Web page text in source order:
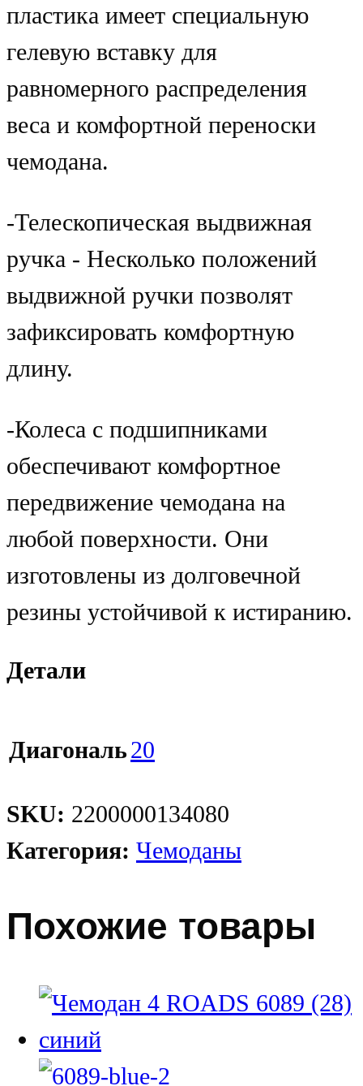
пластика имеет специальную
гелевую вставку для
равномерного распределения
веса и комфортной переноски
чемодана.
-Телескопическая выдвижная
ручка - Несколько положений
выдвижной ручки позволят
зафиксировать комфортную
длину.
-Колеса с подшипниками
обеспечивают комфортное
передвижение чемодана на
любой поверхности. Они
изготовлены из долговечной
резины устойчивой к истиранию.
Детали
Диагональ20
SKU: 2200000134080
Категория: Чемоданы
Похожие товары